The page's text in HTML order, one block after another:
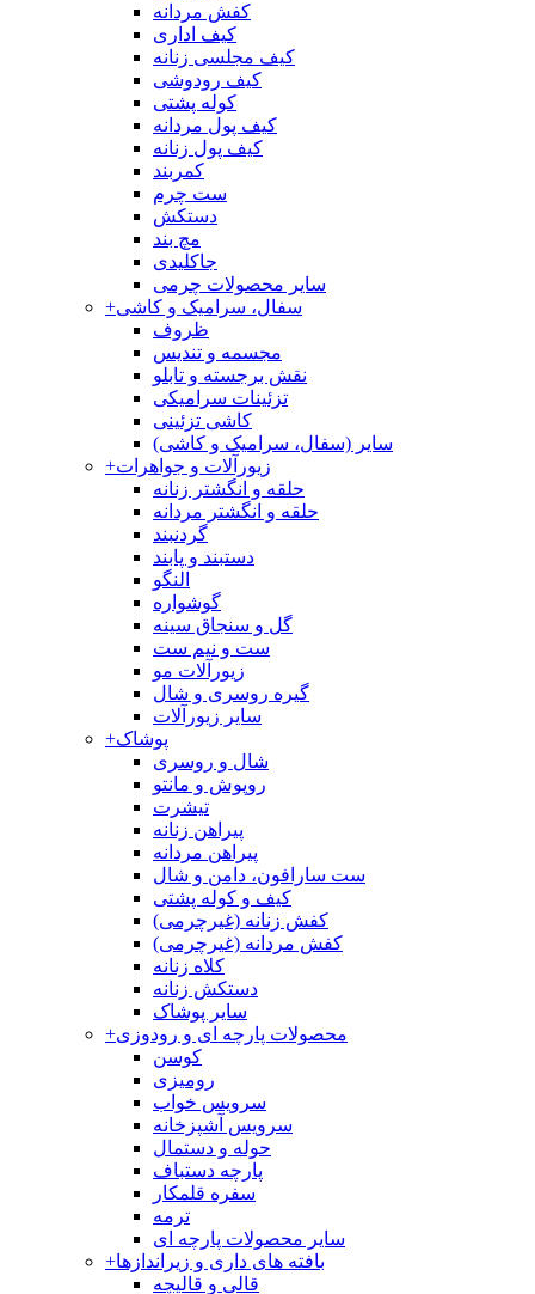
کفش مردانه
کیف اداری
کیف مجلسی زنانه
کیف رودوشی
کوله پشتی
کیف پول مردانه
کیف پول زنانه
کمربند
ست چرم
دستکش
مچ بند
جاکلیدی
سایر محصولات چرمی
+سفال، سرامیک و کاشی
ظروف
مجسمه و تندیس
نقش برجسته و تابلو
تزئینات سرامیکی
کاشی تزئینی
سایر (سفال، سرامیک و کاشی)
+زیورآلات و جواهرات
حلقه و انگشتر زنانه
حلقه و انگشتر مردانه
گردنبند
دستبند و پابند
النگو
گوشواره
گل و سنجاق سینه
ست و نیم ست
زیورآلات مو
گیره روسری و شال
سایر زیورآلات
+پوشاک
شال و روسری
روپوش و مانتو
تیشرت
پیراهن زنانه
پیراهن مردانه
ست سارافون، دامن و شال
کیف و کوله پشتی
کفش زنانه (غیرچرمی)
کفش مردانه (غیرچرمی)
کلاه زنانه
دستکش زنانه
سایر پوشاک
+محصولات پارچه ای و رودوزی
کوسن
رومیزی
سرویس خواب
سرویس آشپزخانه
حوله و دستمال
پارچه دستباف
سفره قلمکار
ترمه
سایر محصولات پارچه ای
+بافته های داری و زیراندازها
قالی و قالیچه